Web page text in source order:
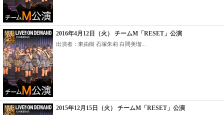
2016年4月12日（火） チームM「RESET」公演
出演者：東由樹 石塚朱莉 白間美瑠...
2015年12月15日（火） チームM「RESET」公演